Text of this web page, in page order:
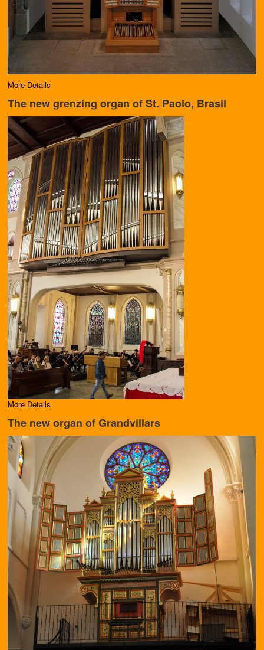
More Details
The new grenzing organ of St. Paolo, Brasil
More Details
The new organ of Grandvillars